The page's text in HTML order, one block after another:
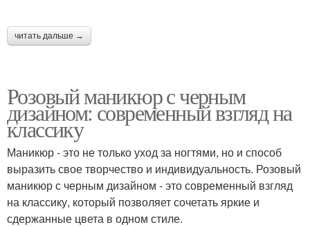
читать дальше →
Розовый маникюр с черным
дизайном: современный взгляд на
классику
Маникюр - это не только уход за ногтями, но и способ
выразить свое творчество и индивидуальность. Розовый
маникюр с черным дизайном - это современный взгляд
на классику, который позволяет сочетать яркие и
сдержанные цвета в одном стиле.